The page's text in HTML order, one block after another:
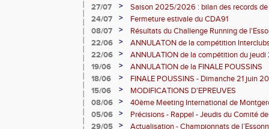
27/07 >
Saison 2025/2026 : bilan des records de
24/07
>
Fermeture estivale du CDA91
08/07
>
Résultats du Challenge Running de
12 07 2026)
22/06 >
ANNULATON de la compétition
juin
22/06 >
ANNULATION de la compétition du jeudi
19/06
>
ANNULATION de la FINALE POUSSINS
18/06
>
FINALE POUSSINS - Dimanche 21 juin
15/06
>
MODIFICATIONS D'EPREUVES
08/06
>
40ème Meeting International de
05/06
>
Précisions - Rappel - Jeudis du Comité
29/05
>
Actualisation - Championnats de